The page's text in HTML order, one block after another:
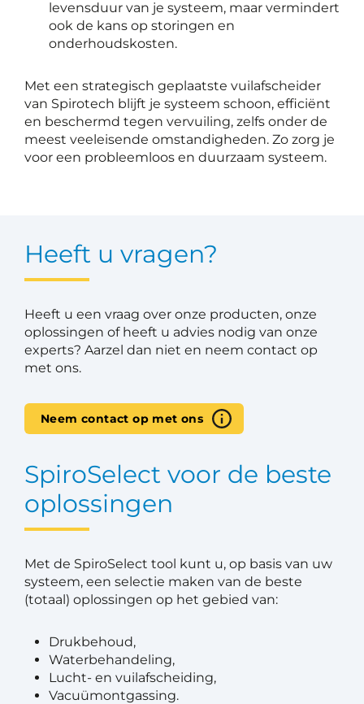
levensduur van je systeem, maar vermindert
ook de kans op storingen en
onderhoudskosten.
Met een strategisch geplaatste vuilafscheider
van Spirotech blijft je systeem schoon, efficiënt
en beschermd tegen vervuiling, zelfs onder de
meest veeleisende omstandigheden. Zo zorg je
voor een probleemloos en duurzaam systeem.
Heeft u vragen?
Heeft u een vraag over onze producten, onze
oplossingen of heeft u advies nodig van onze
experts? Aarzel dan niet en neem contact op
met ons.
Neem contact op met ons
SpiroSelect voor de beste
oplossingen
Met de SpiroSelect tool kunt u, op basis van uw
systeem, een selectie maken van de beste
(totaal) oplossingen op het gebied van:
Drukbehoud,
Waterbehandeling,
Lucht- en vuilafscheiding,
Vacuümontgassing.